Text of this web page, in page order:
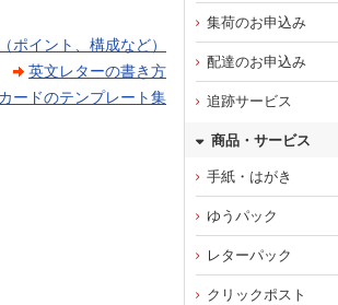
ポイント、構成など）
英文レターの書き方
ードのテンプレート集
集荷のお申込み
配達のお申込み
追跡サービス
商品・サービス
手紙・はがき
ゆうパック
レターパック
クリックポスト